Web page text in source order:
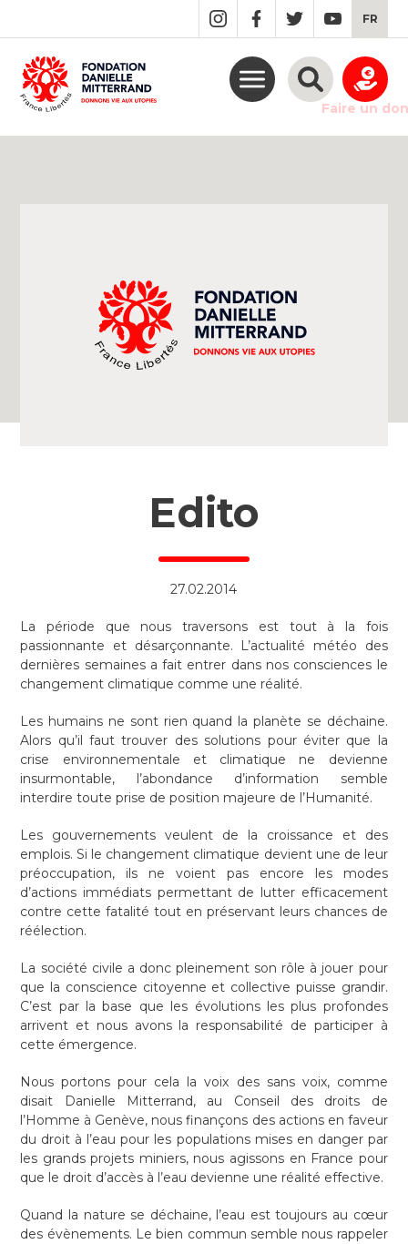
MAIN
CONTENT
FR
Faire un don
Edito
27.02.2014
La période que nous traversons est tout à la fois
passionnante et désarçonnante. L’actualité météo des
dernières semaines a fait entrer dans nos consciences le
changement climatique comme une réalité.
Les humains ne sont rien quand la planète se déchaine.
Alors qu’il faut trouver des solutions pour éviter que la
crise environnementale et climatique ne devienne
insurmontable, l’abondance d’information semble
interdire toute prise de position majeure de l’Humanité.
Les gouvernements veulent de la croissance et des
emplois. Si le changement climatique devient une de leur
préoccupation, ils ne voient pas encore les modes
d’actions immédiats permettant de lutter efficacement
contre cette fatalité tout en préservant leurs chances de
réélection.
La société civile a donc pleinement son rôle à jouer pour
que la conscience citoyenne et collective puisse grandir.
C’est par la base que les évolutions les plus profondes
arrivent et nous avons la responsabilité de participer à
cette émergence.
Nous portons pour cela la voix des sans voix, comme
disait Danielle Mitterrand, au Conseil des droits de
l’Homme à Genève, nous finançons des actions en faveur
du droit à l’eau pour les populations mises en danger par
les grands projets miniers, nous agissons en France pour
que le droit d’accès à l’eau devienne une réalité effective.
Quand la nature se déchaine, l’eau est toujours au cœur
des évènements. Le bien commun semble nous rappeler